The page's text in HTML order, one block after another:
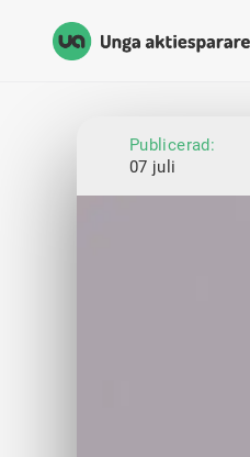
Unga Aktiesparare
Publicerad:
07 juli